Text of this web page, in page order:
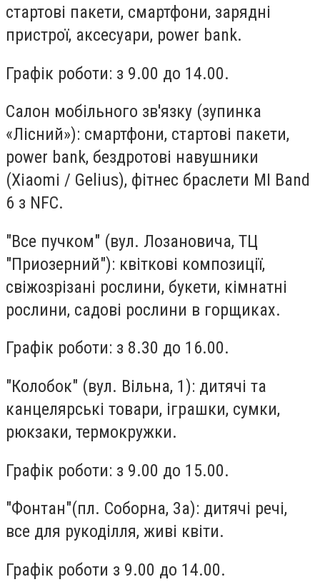
стартові пакети, смартфони, зарядні
пристрої, аксесуари, power bank.
Графік роботи: з 9.00 до 14.00.
Салон мобільного зв'язку (зупинка
«Лісний»): смартфони, стартові пакети,
power bank, бездротові навушники
(Xiaomi / Gelius), фітнес браслети MI Band
6 з NFC.
"Все пучком" (вул. Лозановича, ТЦ
"Приозерний"): квіткові композиції,
свіжозрізані рослини, букети, кімнатні
рослини, садові рослини в горщиках.
Графік роботи: з 8.30 до 16.00.
"Колобок" (вул. Вільна, 1): дитячі та
канцелярські товари, іграшки, сумки,
рюкзаки, термокружки.
Графік роботи: з 9.00 до 15.00.
"Фонтан"(пл. Соборна, 3а): дитячі речі,
все для рукоділля, живі квіти.
Графік роботи з 9.00 до 14.00.